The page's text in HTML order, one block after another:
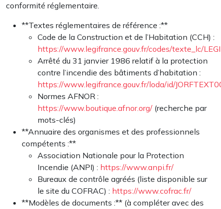
conformité réglementaire.
**Textes réglementaires de référence :**
Code de la Construction et de l’Habitation (CCH) :
https://www.legifrance.gouv.fr/codes/texte_lc/
Arrêté du 31 janvier 1986 relatif à la protection
contre l’incendie des bâtiments d’habitation :
https://www.legifrance.gouv.fr/loda/id/
Normes AFNOR :
https://www.boutique.afnor.org/ (recherche par
mots-clés)
**Annuaire des organismes et des professionnels
compétents :**
Association Nationale pour la Protection
Incendie (ANPI) : https://www.anpi.fr/
Bureaux de contrôle agréés (liste disponible sur
le site du COFRAC) : https://www.cofrac.fr/
**Modèles de documents :** (à compléter avec des